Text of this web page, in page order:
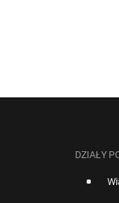
DZIAŁY